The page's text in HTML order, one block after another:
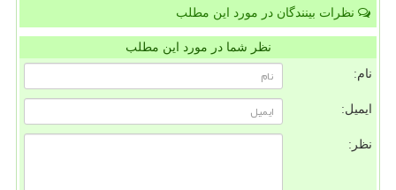
نظرات بینندگان در مورد این مطلب
نظر شما در مورد این مطلب
نام:
ایمیل:
نظر: